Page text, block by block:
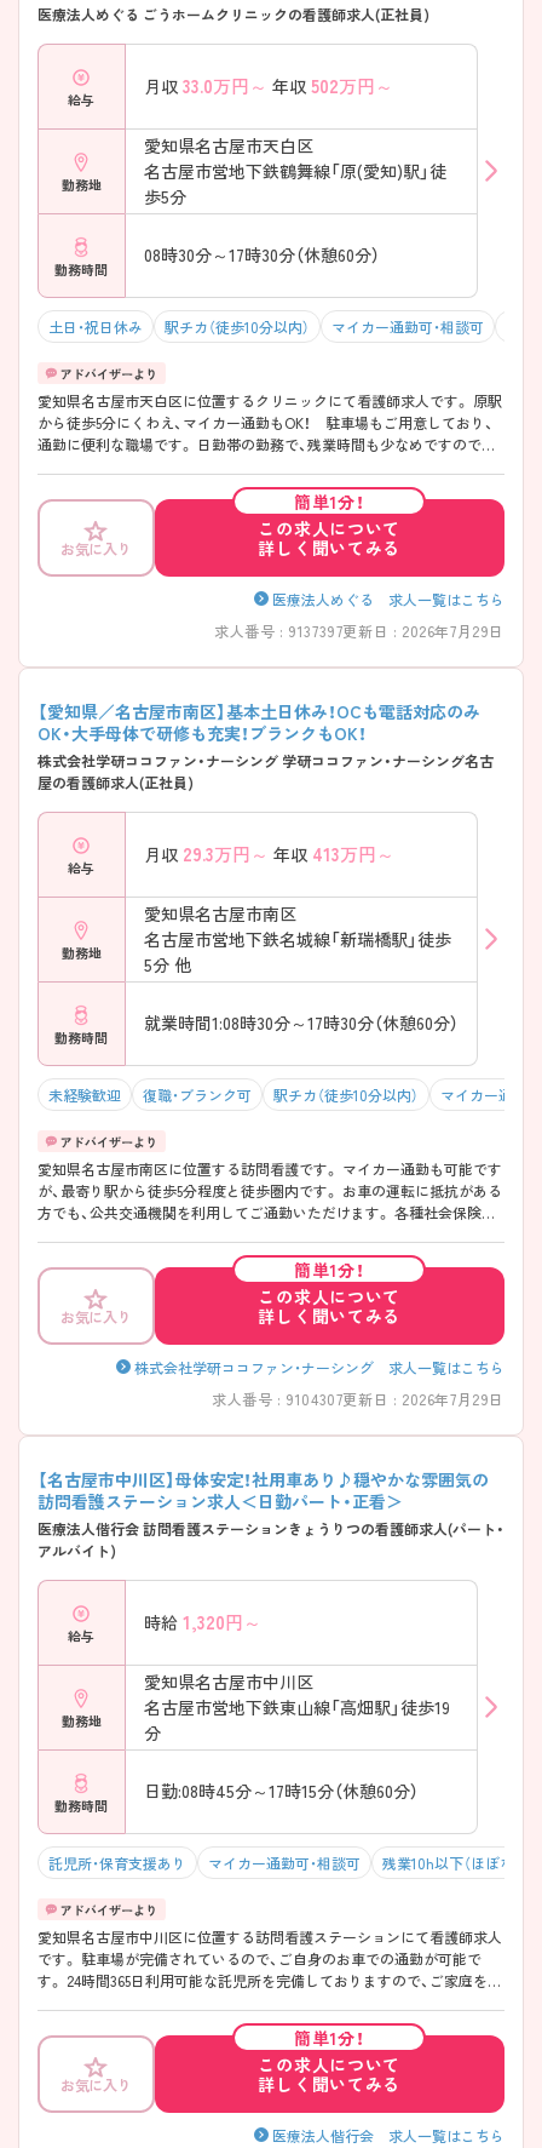
医療法人めぐる ごうホームクリニックの看護師求人(正社員)
給与
月収 33.0万円～ 年収 502万円～
勤務地
愛知県名古屋市天白区
名古屋市営地下鉄鶴舞線「原(愛知)駅」徒
歩5分
勤務時間
08時30分～17時30分（休憩60分）
土日・祝日休み 駅チカ（徒歩10分以内） マイカー通勤可・相談可
愛知県名古屋市天白区に位置するクリニックにて看護師求人です。 原駅
から徒歩5分にくわえ、マイカー通勤もOK！ 駐車場もご用意しており、
通勤に便利な職場です。 日勤帯の勤務で、残業時間も少なめですのでプ
細の情報や面接のポイントをお伝えしますのでお気軽にお問い合わせく
ださいませ。
お気に入り
簡単1分！
この求人について
詳しく聞いてみる
医療法人めぐる 求人一覧はこちら
求人番号 : 9137397更新日 : 2026年7月29日
【愛知県／名古屋市南区】基本土日休み！OCも電話対応のみ
OK・大手母体で研修も充実！ブランクもOK！
株式会社学研ココファン・ナーシング 学研ココファン・ナーシング名古
屋の看護師求人(正社員)
給与
月収 29.3万円～ 年収 413万円～
勤務地
愛知県名古屋市南区
名古屋市営地下鉄名城線「新瑞橋駅」徒歩
5分 他
勤務時間
就業時間1:08時30分～17時30分（休憩60分）
未経験歓迎 復職・ブランク可 駅チカ（徒歩10分以内） マイカー通勤
愛知県名古屋市南区に位置する訪問看護です。 マイカー通勤も可能です
が、最寄り駅から徒歩5分程度と徒歩圏内です。 お車の運転に抵抗がある
方でも、公共交通機関を利用してご通勤いただけます。 各種社会保険完
情報や面接のポイントをお伝えしますのでお気軽にお問い合わせくださ
いませ。
お気に入り
簡単1分！
この求人について
詳しく聞いてみる
株式会社学研ココファン・ナーシング 求人一覧はこちら
求人番号 : 9104307更新日 : 2026年7月29日
【名古屋市中川区】母体安定！社用車あり♪穏やかな雰囲気の
訪問看護ステーション求人＜日勤パート・正看＞
医療法人偕行会 訪問看護ステーションきょうりつの看護師求人(パート・
アルバイト)
給与
時給 1,320円～
勤務地
愛知県名古屋市中川区
名古屋市営地下鉄東山線「高畑駅」徒歩19
分
勤務時間
日勤:08時45分～17時15分（休憩60分）
託児所・保育支援あり マイカー通勤可・相談可 残業10h以下（ほぼなし）
愛知県名古屋市中川区に位置する訪問看護ステーションにて看護師求人
です。 駐車場が完備されているので、ご自身のお車での通勤が可能で
す。 24時間365日利用可能な託児所を完備しておりますので、ご家庭をお
報や面接のポイントをお伝えしますのでお気軽にお問い合わせください
ませ。
お気に入り
簡単1分！
この求人について
詳しく聞いてみる
医療法人偕行会 求人一覧はこちら